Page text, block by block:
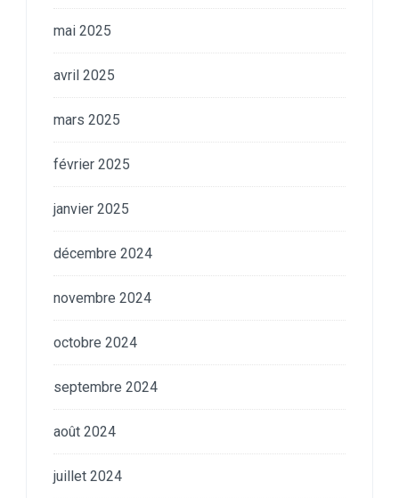
mai 2025
avril 2025
mars 2025
février 2025
janvier 2025
décembre 2024
novembre 2024
octobre 2024
septembre 2024
août 2024
juillet 2024